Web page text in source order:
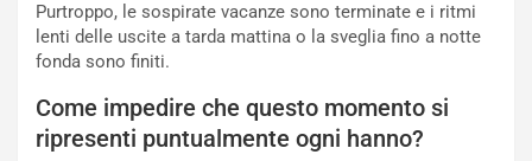
Purtroppo, le sospirate vacanze sono terminate e i ritmi
lenti delle uscite a tarda mattina o la sveglia fino a notte
fonda sono finiti.
Come impedire che questo momento si
ripresenti puntualmente ogni hanno?